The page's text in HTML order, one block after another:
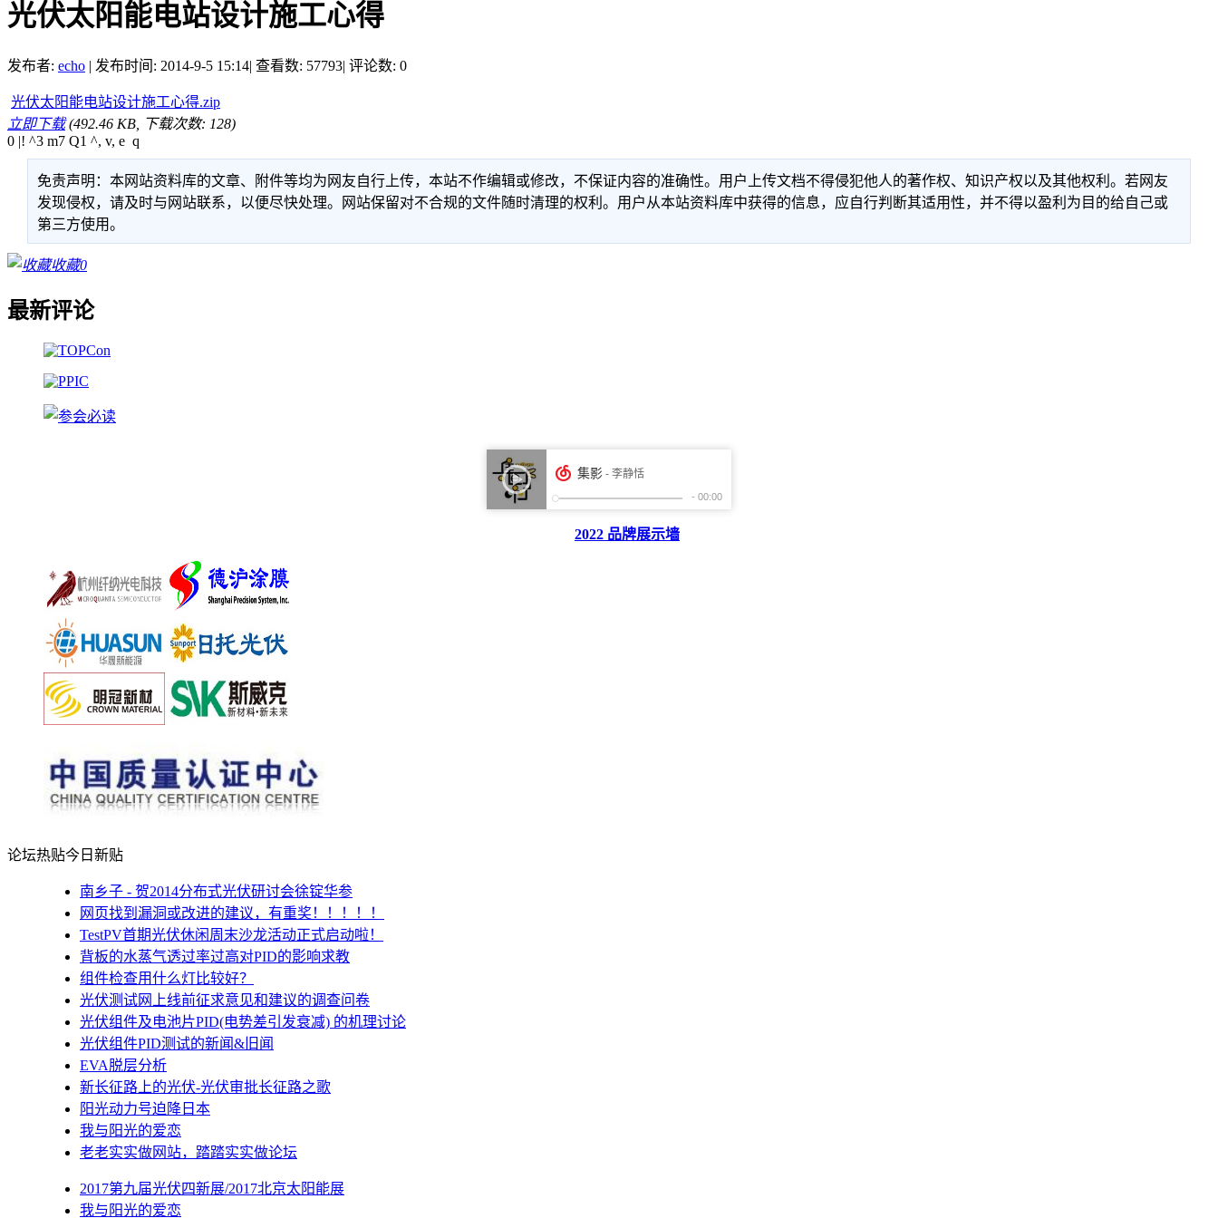
光伏太阳能电站设计施工心得
发布者: echo | 发布时间: 2014-9-5 15:14| 查看数: 57793| 评论数: 0
光伏太阳能电站设计施工心得.zip
立即下载(492.46 KB, 下载次数: 128)
0 |! ^3 m7 Q1 ^, v, e q
免责声明：本网站资料库的文章、附件等均为网友自行上传，本站不作编辑或修改，不保证内容的准确性。用户上传文档不得侵犯他人的著作权、知识产权以及其他权利。若网友
发现侵权，请及时与网站联系，以便尽快处理。网站保留对不合规的文件随时清理的权利。用户从本站资料库中获得的信息，应自行判断其适用性，并不得以盈利为目的给自己或
第三方使用。
收藏0
最新评论
2022 品牌展示墙
论坛热贴今日新贴
南乡子 - 贺2014分布式光伏研讨会徐锭华参
网页找到漏洞或改进的建议，有重奖！！！！！
TestPV首期光伏休闲周末沙龙活动正式启动啦！
背板的水蒸气透过率过高对PID的影响求教
组件检查用什么灯比较好？
光伏测试网上线前征求意见和建议的调查问卷
光伏组件及电池片PID(电势差引发衰减) 的机理讨论
光伏组件PID测试的新闻&旧闻
EVA脱层分析
新长征路上的光伏-光伏审批长征路之歌
阳光动力号迫降日本
我与阳光的爱恋
老老实实做网站，踏踏实实做论坛
2017第九届光伏四新展/2017北京太阳能展
我与阳光的爱恋